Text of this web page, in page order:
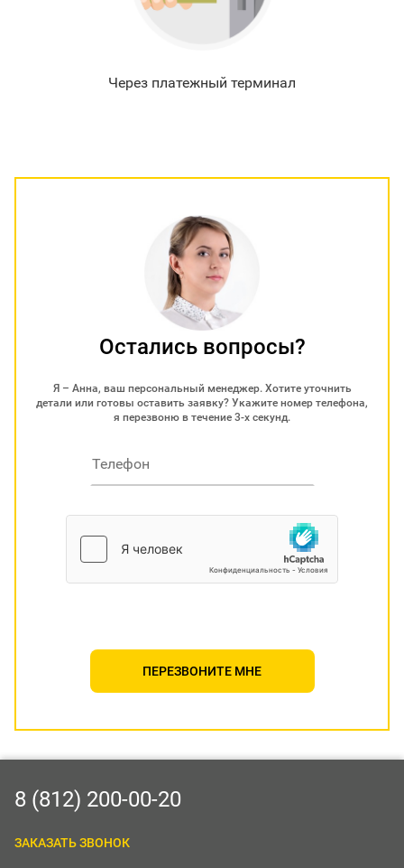
Через платежный терминал
Остались вопросы?
Я – Анна, ваш персональный менеджер. Хотите уточнить
детали или готовы оставить заявку? Укажите номер телефона,
я перезвоню в течение 3-х секунд.
ПЕРЕЗВОНИТЕ МНЕ
8 (812) 200-00-20
ЗАКАЗАТЬ ЗВОНОК